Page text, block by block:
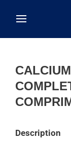
CALCIUM
Description